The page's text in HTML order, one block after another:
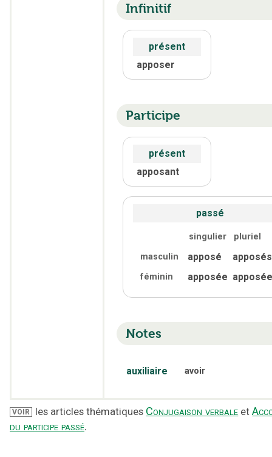
Infinitif
présent
apposer
Participe
présent
apposant
passé
singulier
pluriel
masculin
apposé apposés
féminin apposée
Notes
auxiliaire avoir
VOIR les articles thématiques Conjugaison verbale et
du participe passé.